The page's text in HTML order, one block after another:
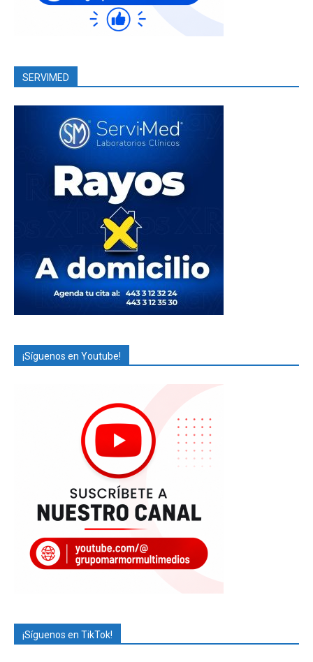
SERVIMED
¡Síguenos en Youtube!
¡Síguenos en TikTok!